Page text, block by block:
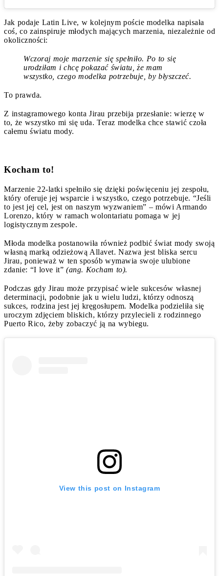
Jak podaje Latin Live, w kolejnym poście modelka napisała
coś, co zainspiruje młodych mających marzenia, niezależnie od
okoliczności:
Wczoraj moje marzenie się spełniło. Po to się
urodziłam i chcę pokazać światu, że mam
wszystko, czego modelka potrzebuje, by błyszczeć.
To prawda.
Z instagramowego konta Jirau przebija przesłanie: wierzę w
to, że wszystko mi się uda. Teraz modelka chce stawić czoła
całemu światu mody.
Kocham to!
Marzenie 22-latki spełniło się dzięki poświęceniu jej zespołu,
który oferuje jej wsparcie i wszystko, czego potrzebuje. “Jeśli
to jest jej cel, jest on naszym wyzwaniem” – mówi Armando
Lorenzo, który w ramach wolontariatu pomaga w jej
logistycznym zespole.
Młoda modelka postanowiła również podbić świat mody swoją
własną marką odzieżową Allavet. Nazwa jest bliska sercu
Jirau, ponieważ w ten sposób wymawia swoje ulubione
zdanie: “I love it” (ang. Kocham to).
Podczas gdy Jirau może przypisać wiele sukcesów własnej
determinacji, podobnie jak u wielu ludzi, którzy odnoszą
sukces, rodzina jest jej kręgosłupem. Modelka podzieliła się
uroczym zdjęciem bliskich, którzy przylecieli z rodzinnego
Puerto Rico, żeby zobaczyć ją na wybiegu.
View this post on Instagram